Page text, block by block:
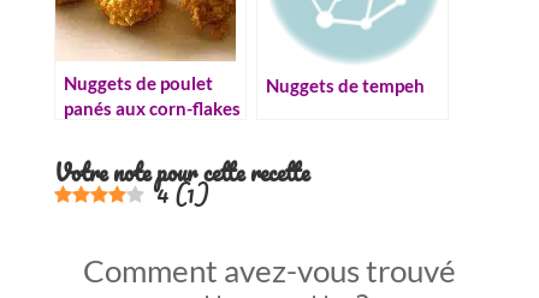
Nuggets de poulet
panés aux corn-flakes
Nuggets de tempeh
Votre note pour cette recette
4(1)
Comment avez-vous trouvé